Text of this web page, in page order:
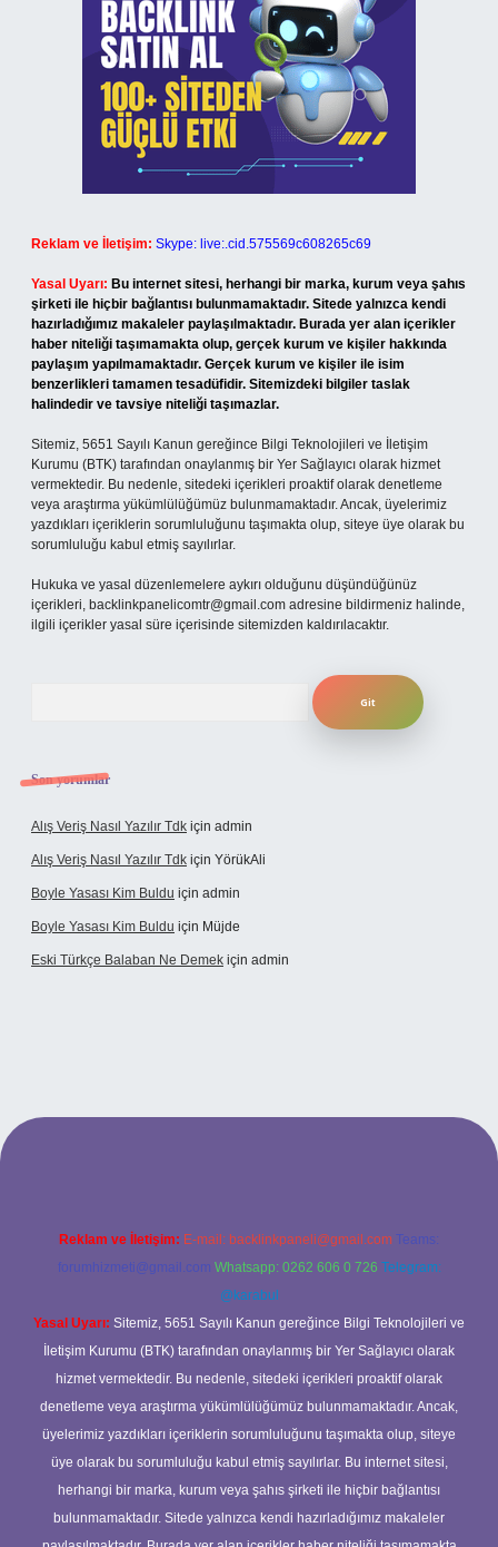
Reklam ve İletişim: Skype: live:.cid.575569c608265c69
Yasal Uyarı: Bu internet sitesi, herhangi bir marka, kurum veya şahıs
şirketi ile hiçbir bağlantısı bulunmamaktadır. Sitede yalnızca kendi
hazırladığımız makaleler paylaşılmaktadır. Burada yer alan içerikler
haber niteliği taşımamakta olup, gerçek kurum ve kişiler hakkında
paylaşım yapılmamaktadır. Gerçek kurum ve kişiler ile isim
benzerlikleri tamamen tesadüfidir. Sitemizdeki bilgiler taslak
halindedir ve tavsiye niteliği taşımazlar.
Sitemiz, 5651 Sayılı Kanun gereğince Bilgi Teknolojileri ve İletişim
Kurumu (BTK) tarafından onaylanmış bir Yer Sağlayıcı olarak hizmet
vermektedir. Bu nedenle, sitedeki içerikleri proaktif olarak denetleme
veya araştırma yükümlülüğümüz bulunmamaktadır. Ancak, üyelerimiz
yazdıkları içeriklerin sorumluluğunu taşımakta olup, siteye üye olarak bu
sorumluluğu kabul etmiş sayılırlar.
Hukuka ve yasal düzenlemelere aykırı olduğunu düşündüğünüz
içerikleri, backlinkpanelicomtr@gmail.com adresine bildirmeniz halinde,
ilgili içerikler yasal süre içerisinde sitemizden kaldırılacaktır.
Son yorumlar
Alış Veriş Nasıl Yazılır Tdk için admin
Alış Veriş Nasıl Yazılır Tdk için YörükAli
Boyle Yasası Kim Buldu için admin
Boyle Yasası Kim Buldu için Müjde
Eski Türkçe Balaban Ne Demek için admin
betci casino
Reklam ve İletişim: E-mail: backlinkpaneli@gmail.com Teams:
forumhizmeti@gmail.com Whatsapp: 0262 606 0 726 Telegram:
@karabul
Yasal Uyarı: Sitemiz, 5651 Sayılı Kanun gereğince Bilgi Teknolojileri ve
İletişim Kurumu (BTK) tarafından onaylanmış bir Yer Sağlayıcı olarak
hizmet vermektedir. Bu nedenle, sitedeki içerikleri proaktif olarak
denetleme veya araştırma yükümlülüğümüz bulunmamaktadır. Ancak,
üyelerimiz yazdıkları içeriklerin sorumluluğunu taşımakta olup, siteye
üye olarak bu sorumluluğu kabul etmiş sayılırlar. Bu internet sitesi,
herhangi bir marka, kurum veya şahıs şirketi ile hiçbir bağlantısı
bulunmamaktadır. Sitede yalnızca kendi hazırladığımız makaleler